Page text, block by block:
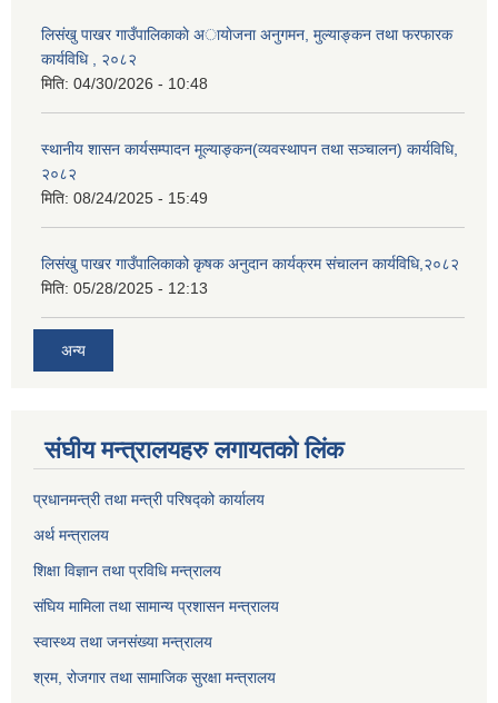
लिसंखु पाखर गाउँपालिकाकाे अायाेजना अनुगमन, मुल्याङ्कन तथा फरफारक
कार्यविधि , २०८२
मिति: 04/30/2026 - 10:48
स्थानीय शासन कार्यसम्पादन मूल्याङ्कन(व्यवस्थापन तथा सञ्चालन) कार्यविधि,
२०८२
मिति: 08/24/2025 - 15:49
लिसंखु पाखर गाउँपालिकाको कृषक अनुदान कार्यक्रम संचालन कार्यविधि,२०८२
मिति: 05/28/2025 - 12:13
अन्य
संघीय मन्त्रालयहरु लगायतको लिंक
प्रधानमन्त्री तथा मन्त्री परिषद्को कार्यालय
अर्थ मन्त्रालय
शिक्षा विज्ञान तथा प्रविधि मन्त्रालय
संघिय मामिला तथा सामान्य प्रशासन मन्त्रालय
स्वास्थ्य तथा जनसंख्या मन्त्रालय
श्रम, रोजगार तथा सामाजिक सुरक्षा मन्त्रालय